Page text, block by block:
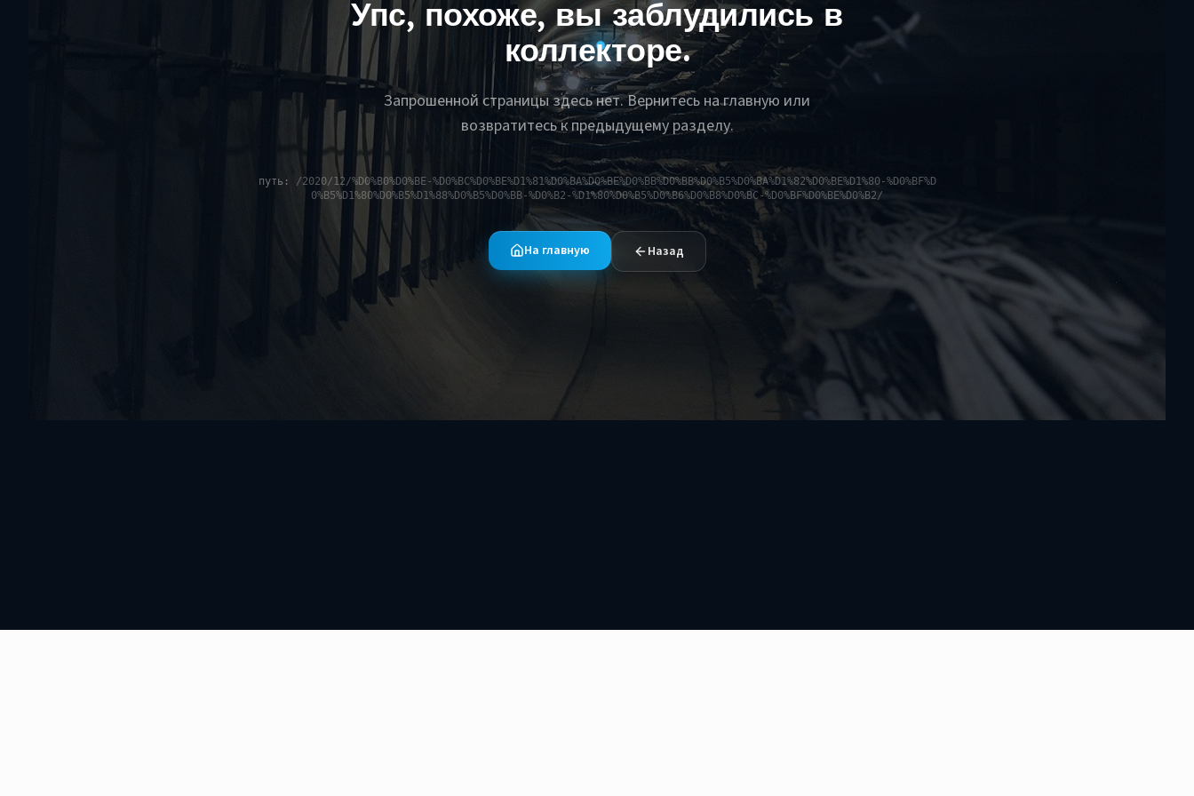
Упс, похоже, вы заблудились в
коллекторе.
Запрошенной страницы здесь нет. Вернитесь на главную или
возвратитесь к предыдущему разделу.
путь:
/2020/12/%D0%B0%D0%BE-%D0%BC%D0%BE%D1%81%D0%BA%D0%BE%D0%BB%D0%BB%D0%B5%D0%BA%D1%82%D0%BE%D1%80-%D0%BF%D
0%B5%D1%80%D0%B5%D1%88%D0%B5%D0%BB-%D0%B2-%D1%80%D0%B5%D0%B6%D0%B8%D0%BC-%D0%BF%D0%BE%D0%B2/
На главную Назад